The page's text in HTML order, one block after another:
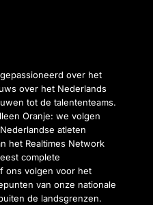
over het
over het Nederlands
tot de talententeams.
Oranje: we volgen
atleten
het Realtimes Network
complete
ons volgen voor het
van onze nationale
de landsgrenzen.